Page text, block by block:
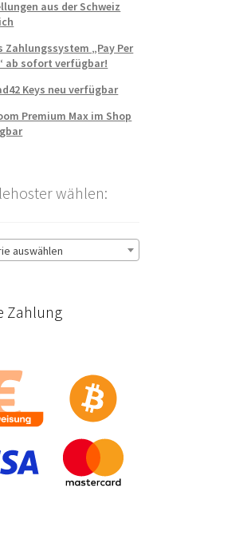
aus der Schweiz
Zahlungssystem „Pay Per
ab sofort verfügbar!
Keys neu verfügbar
Premium Max im Shop
wählen:
auswählen
Zahlung